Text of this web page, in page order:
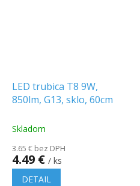
LED trubica T8 9W,
850lm, G13, sklo, 60cm
Skladom
3.65 € bez DPH
4.49 € / ks
DETAIL